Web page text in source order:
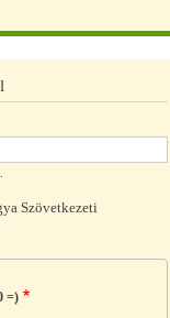
Szövetkezeti
=)